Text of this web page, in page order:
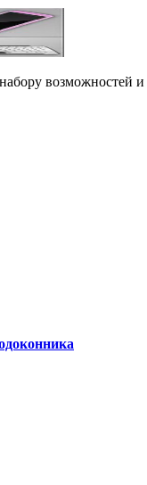
возможностей